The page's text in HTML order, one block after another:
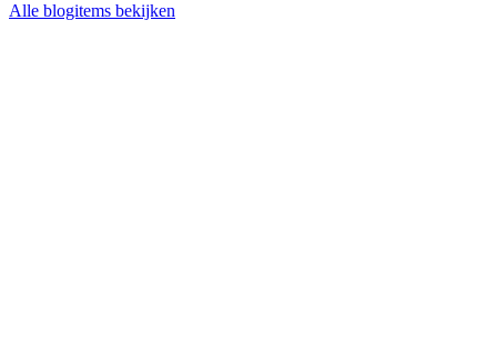
Alle blogitems bekijken